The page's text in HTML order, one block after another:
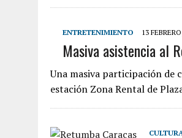
ENTRETENIMIENTO 13
Masiva asistencia al
Una masiva participación de
estación Zona Rental de